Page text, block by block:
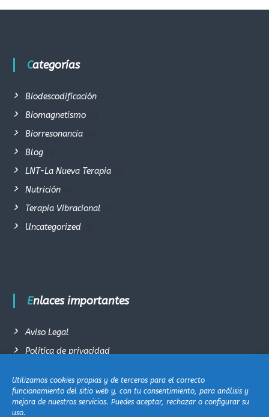
Utilizamos cookies propias y de terceros para el correcto
funcionamiento del sitio web y, con tu consentimiento, para análisis y
mejora de nuestros servicios. Puedes aceptar, rechazar o configurar su
uso.
Categorías
Biodescodificación(2)
Biomagnetismo(1)
Biorresonancia(3)
Blog(9)
LNT-La Nueva Terapia(2)
Nutrición(5)
Terapia Vibracional
Uncategorized
Enlaces importantes
Aviso Legal
Política de privacidad
Política de cookie (EU)
Contacto